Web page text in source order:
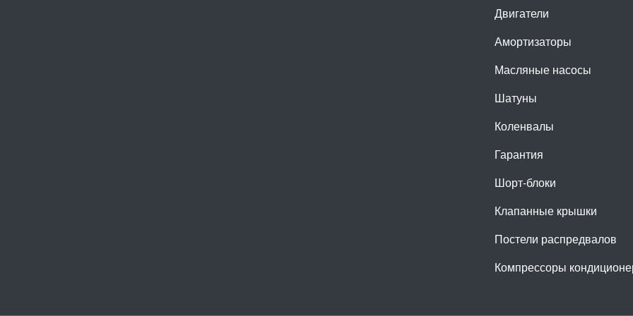
Двигатели
Амортизаторы
Масляные насосы
Шатуны
Коленвалы
Гарантия
Шорт-блоки
Клапанные крышки
Постели распредвалов
Компрессоры